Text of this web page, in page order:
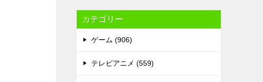
カテゴリー
ゲーム (906)
テレビアニメ (559)